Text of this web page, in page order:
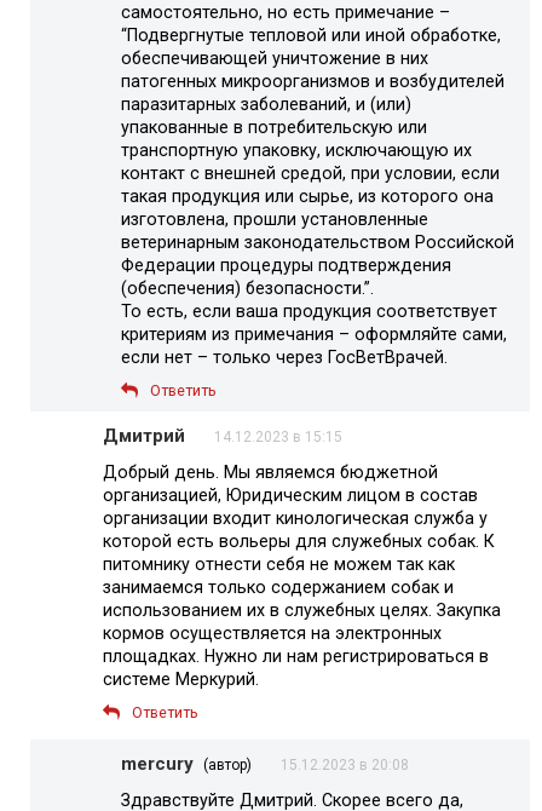
самостоятельно, но есть примечание –
“Подвергнутые тепловой или иной обработке,
обеспечивающей уничтожение в них
патогенных микроорганизмов и возбудителей
паразитарных заболеваний, и (или)
упакованные в потребительскую или
транспортную упаковку, исключающую их
контакт с внешней средой, при условии, если
такая продукция или сырье, из которого она
изготовлена, прошли установленные
ветеринарным законодательством Российской
Федерации процедуры подтверждения
(обеспечения) безопасности.”.
То есть, если ваша продукция соответствует
критериям из примечания – оформляйте сами,
если нет – только через ГосВетВрачей.
Ответить
Дмитрий 14.12.2023 в 15:15
Добрый день. Мы являемся бюджетной
организацией, Юридическим лицом в состав
организации входит кинологическая служба у
которой есть вольеры для служебных собак. К
питомнику отнести себя не можем так как
занимаемся только содержанием собак и
использованием их в служебных целях. Закупка
кормов осуществляется на электронных
площадках. Нужно ли нам регистрироваться в
системе Меркурий.
Ответить
mercury (автор) 15.12.2023 в 20:08
Здравствуйте Дмитрий. Скорее всего да,